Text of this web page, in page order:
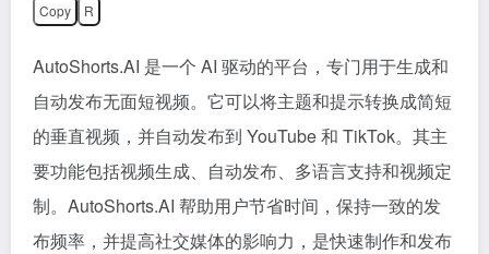
Copy R
AutoShorts.AI 是一个 AI 驱动的平台，专门用于生成和
自动发布无面短视频。它可以将主题和提示转换成简短
的垂直视频，并自动发布到 YouTube 和 TikTok。其主
要功能包括视频生成、自动发布、多语言支持和视频定
制。AutoShorts.AI 帮助用户节省时间，保持一致的发
布频率，并提高社交媒体的影响力，是快速制作和发布